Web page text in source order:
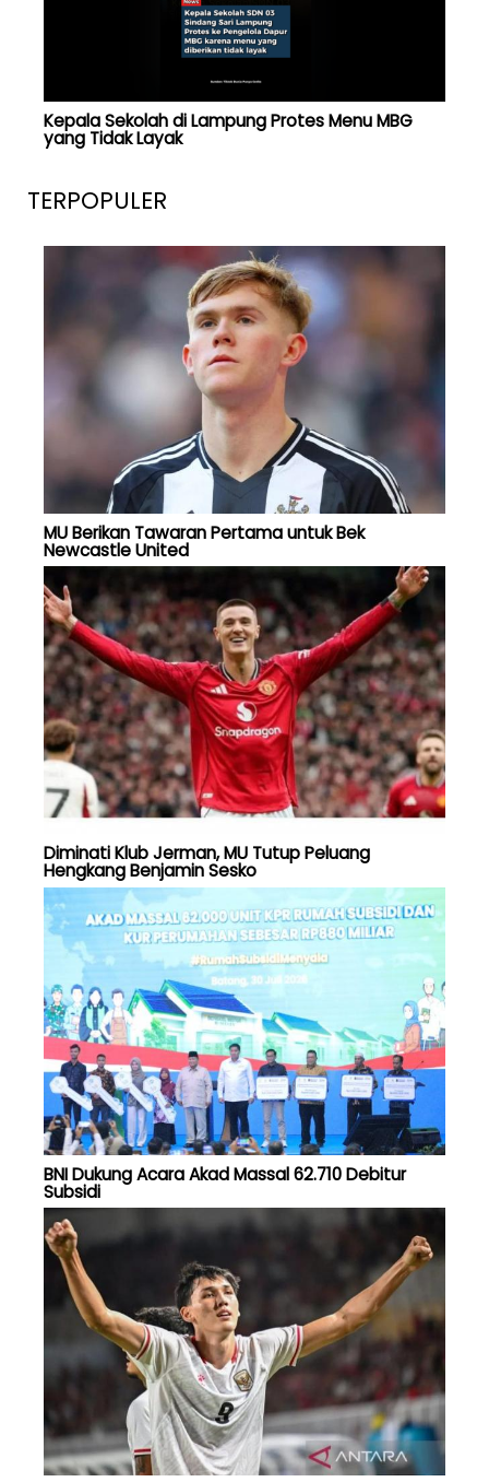
Kepala Sekolah di Lampung Protes Menu MBG
yang Tidak Layak
TERPOPULER
MU Berikan Tawaran Pertama untuk Bek
Newcastle United
Diminati Klub Jerman, MU Tutup Peluang
Hengkang Benjamin Sesko
BNI Dukung Acara Akad Massal 62.710 Debitur
Subsidi